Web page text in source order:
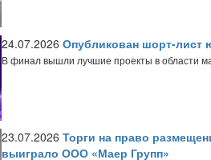
24.07.2026 Опубликован шорт-лист
В финал вышли лучшие проекты в области
23.07.2026 Торги на право
выиграло ООО «Маер Групп»